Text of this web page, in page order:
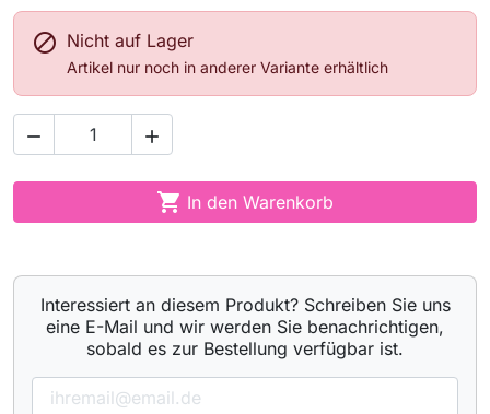
 Nicht auf Lager
Artikel nur noch in anderer Variante erhältlich
 
 In den Warenkorb
Interessiert an diesem Produkt? Schreiben Sie uns
eine E-Mail und wir werden Sie benachrichtigen,
sobald es zur Bestellung verfügbar ist.